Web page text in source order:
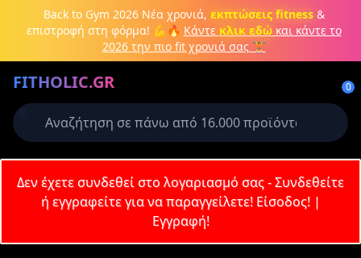
Μετάβαση στο κύριο περιεχόμενο
Back to Gym 2026Νέα χρονιά, εκπτώσεις fitness&
επιστροφή στη φόρμα! 💪🔥 Κάντε κλικ εδώκαι κάντε το
2026 την πιο fit χρονιά σας 🏋️
FITHOLIC.GR 0
Πρωτεΐνες Pre-Workout Aμινοξέα Καύση λίπους
Δεν έχετε συνδεθεί στο λογαριασμό σας - Συνδεθείτε
ή εγγραφείτε για να παραγγείλετε! Είσοδος!|
Εγγραφή!
Δημιουργήστε λογαριασμό ή
Απαιτείται για την ολοκλήρωση της
παραγγελίας σας
Σύνδεση Εγγραφή